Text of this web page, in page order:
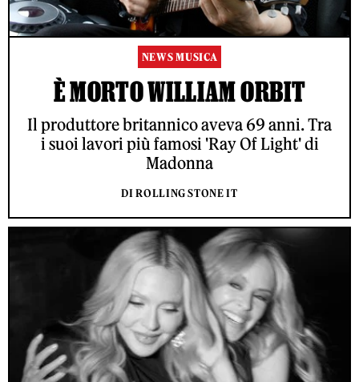
NEWS MUSICA
È MORTO WILLIAM ORBIT
Il produttore britannico aveva 69 anni. Tra
i suoi lavori più famosi 'Ray Of Light' di
Madonna
DI ROLLING STONE IT